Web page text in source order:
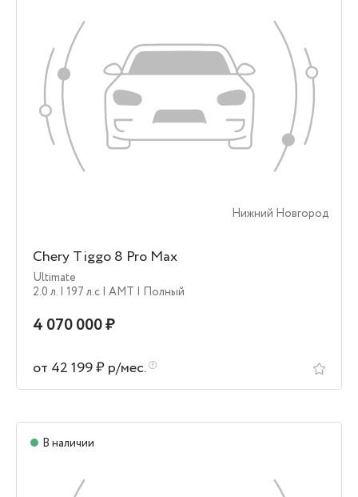
Нижний Новгород
Chery Tiggo 8 Pro Max
Ultimate
2.0 л. | 197 л.c | AMT | Полный
4 070 000 ₽
от 42 199 ₽ р/мес.
В наличии